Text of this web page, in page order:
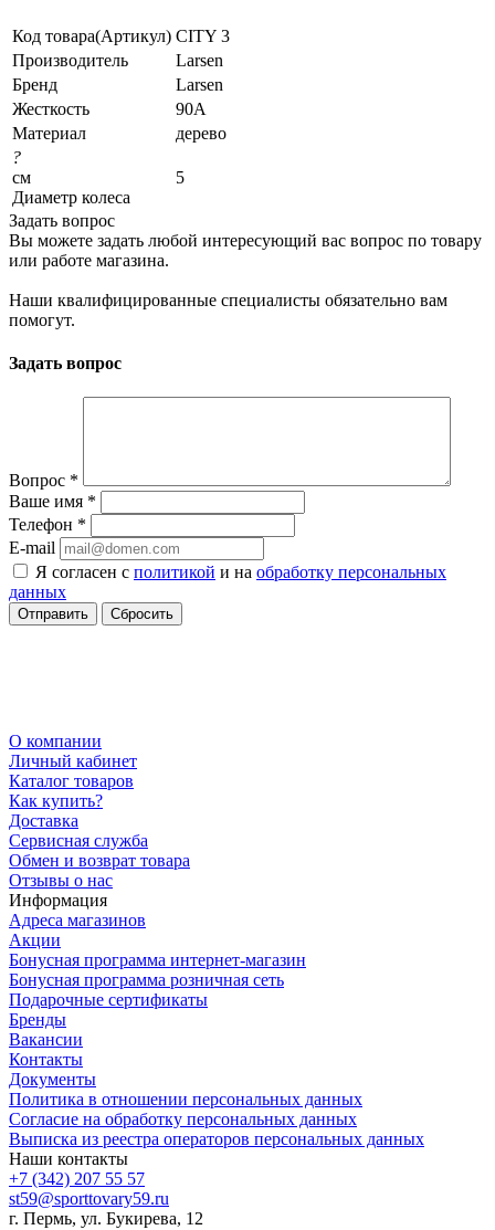
Код товара(Артикул) CITY 3
Производитель
Larsen
Бренд
Larsen
Жесткость
90А
Материал
дерево
?
см
Диаметр колеса
5
Задать вопрос
Вы можете задать любой интересующий вас вопрос по товару
или работе магазина.
Наши квалифицированные специалисты обязательно вам
помогут.
Задать вопрос
Вопрос *
Ваше имя *
Телефон *
E-mail
Я согласен с политикой и на обработку персональных
данных
Сбросить
О компании
Личный кабинет
Каталог товаров
Как купить?
Доставка
Сервисная служба
Обмен и возврат товара
Отзывы о нас
Информация
Адреса магазинов
Акции
Бонусная программа интернет-магазин
Бонусная программа розничная сеть
Подарочные сертификаты
Бренды
Вакансии
Контакты
Документы
Политика в отношении персональных данных
Согласие на обработку персональных данных
Выписка из реестра операторов персональных данных
Наши контакты
+7 (342) 207 55 57
st59@sporttovary59.ru
г. Пермь, ул. Букирева, 12